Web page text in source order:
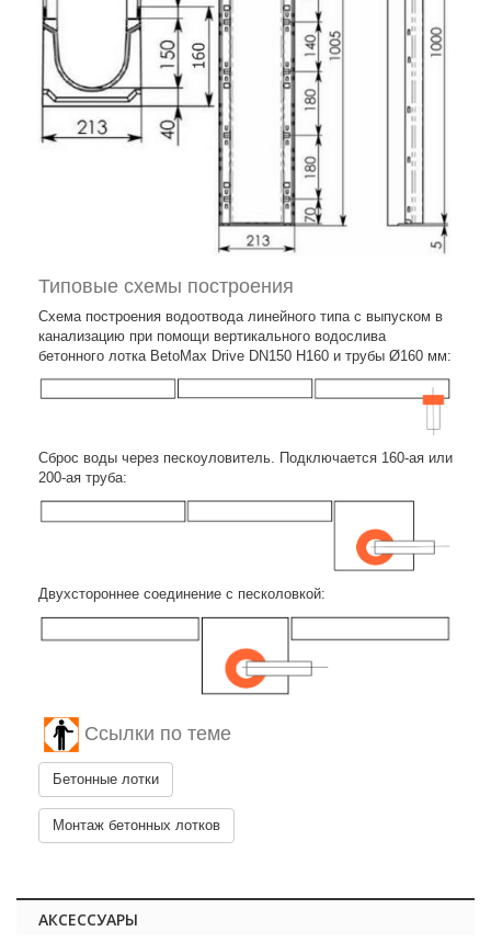
Типовые схемы построения
Схема построения водоотвода линейного типа с выпуском в
канализацию при помощи вертикального водослива
бетонного лотка BetoMax Drive DN150 H160 и трубы Ø160 мм:
Сброс воды через пескоуловитель. Подключается 160-ая или
200-ая труба:
Двухстороннее соединение с песколовкой:
Ссылки по теме
Бетонные лотки
Монтаж бетонных лотков
АКСЕССУАРЫ